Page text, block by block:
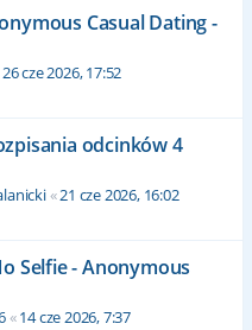
Casual Dating -
26 cze 2026, 17:52
odcinków 4
«21 cze 2026, 16:02
Selfie - Anonymous
«14 cze 2026, 7:37